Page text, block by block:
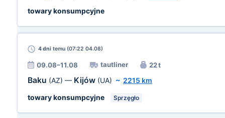
towary konsumpcyjne
4 dni temu (07:22 04.08)
09.08–11.08 tautliner 22 t
Baku (AZ) — Kijów (UA) ~ 2215 km
towary konsumpcyjne
Sprzęgło